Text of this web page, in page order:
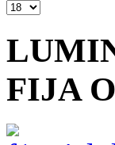
FIJA